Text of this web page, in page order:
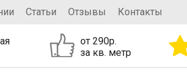
Статьи Отзывы Контакты
от 290р.
за кв. метр